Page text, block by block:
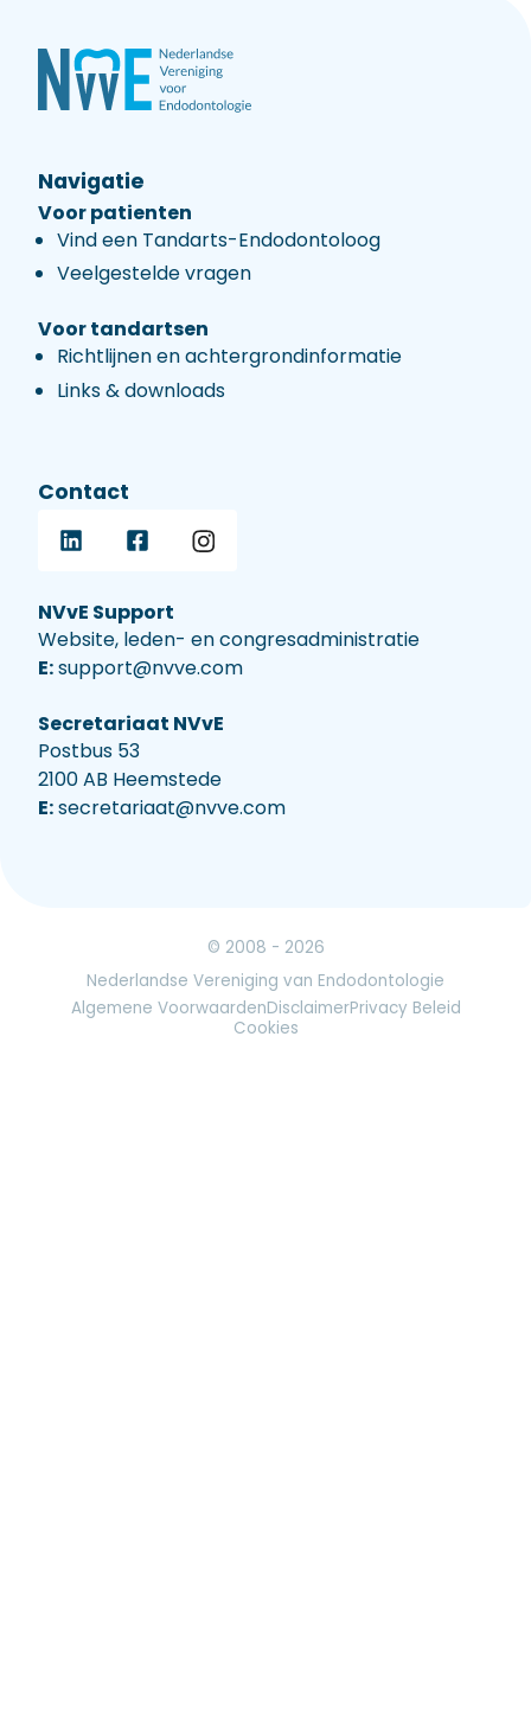
Navigatie
Voor patienten
Vind een Tandarts-Endodontoloog
Veelgestelde vragen
Voor tandartsen
Richtlijnen en achtergrondinformatie
Links & downloads
Contact
NVvE Support
Website, leden- en congresadministratie
E:support@nvve.com
Secretariaat NVvE
Postbus 53
2100 AB Heemstede
E:secretariaat@nvve.com
© 2008 - 2026
Nederlandse Vereniging van Endodontologie
Algemene VoorwaardenDisclaimerPrivacy Beleid
Cookies